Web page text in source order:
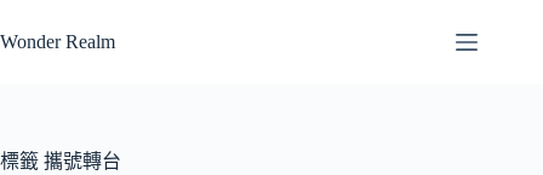
至
容
Wonder Realm
標籤 攜號轉台